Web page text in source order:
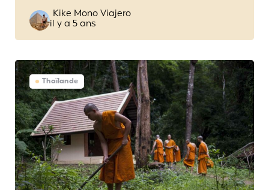
Posted
by
Kike Mono Viajero
il y a 5 ans
Thaïlande